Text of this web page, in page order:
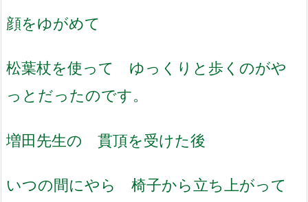
顔をゆがめて
松葉杖を使って ゆっくりと歩くのがや
っとだったのです。
増田先生の 貫頂を受けた後
いつの間にやら 椅子から立ち上がって